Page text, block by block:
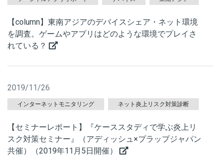
【column】東南アジアのデバイスシェア・ネット環境
を調査。ゲームやアプリはどのような環境でプレイさ
れている？
2019/11/26
インターネットモニタリング ネット炎上リスク対策診断
【セミナーレポート】『ケーススタディで学ぶ炎上リ
スク対策セミナー』（アディッシュ×プラップジャパン
共催）（2019年11月5日開催）